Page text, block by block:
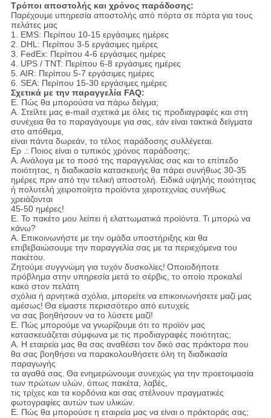
Τρόποι αποστολής και χρόνος παράδοσης:
Παρέχουμε υπηρεσία αποστολής από πόρτα σε πόρτα για τους
πελάτες μας
1. EMS: Περίπου 10-15 εργάσιμες ημέρες
2. DHL: Περίπου 3-5 εργάσιμες ημέρες
3. FedEx: Περίπου 4-6 εργάσιμες ημέρες
4. UPS / TNT: Περίπου 6-8 εργάσιμες ημέρες
5. AIR: Περίπου 5-7 εργάσιμες ημέρες
6. SEA: Περίπου 15-30 εργάσιμες ημέρες
Σχετικά με την παραγγελία FAQ:
Ε. Πώς θα μπορούσα να πάρω δείγμα;
A. Στείλτε μας e-mail σχετικά με όλες τις προδιαγραφές και στη
συνέχεια θα το παραγάγουμε για σας, εάν είναι τακτικά δείγματα
στο απόθεμα,
είναι πάντα δωρεάν, το τέλος παράδοσης συλλέγεται.
Ερ .: Ποιος είναι ο τυπικός χρόνος παράδοσης;
Α. Ανάλογα με το ποσό της παραγγελίας σας και το επίπεδο
ποιότητας, η διαδικασία κατασκευής θα πάρει συνήθως 30-35
ημέρες πριν από την τελική αποστολή. Ειδικά υψηλής ποιότητας
ή πολυτελή χειροποίητα προϊόντα χειροτεχνίας συνήθως
χρειάζονται
45-50 ημέρες!
Ε. Το πακέτο μου λείπει ή ελαττωματικά προϊόντα. Τι μπορώ να
κάνω?
Α. Επικοινωνήστε με την ομάδα υποστήριξης και θα
επιβεβαιώσουμε την παραγγελία σας με τα περιεχόμενα του
πακέτου.
Ζητούμε συγγνώμη για τυχόν δυσκολίες! Οποιοδήποτε
πρόβλημα στην υπηρεσία μετά το σέρβις, το οποίο προκαλεί
κακό στον πελάτη
σχόλια ή αρνητικά σχόλια, μπορείτε να επικοινωνήσετε μαζί μας
αμέσως! Θα είμαστε περισσότερο από ευτυχείς
να σας βοηθήσουν να το λύσετε μαζί!
Ε. Πώς μπορούμε να γνωρίζουμε ότι το προϊόν μας
κατασκευάζεται σύμφωνα με τις προδιαγραφές ποιότητας;
Α. Η εταιρεία μας θα σας αναθέσει τον δικό σας πράκτορα που
θα σας βοηθήσει να παρακολουθήσετε όλη τη διαδικασία
παραγωγής
τα αγαθά σας. Θα ενημερώνουμε συνεχώς για την προετοιμασία
των πρώτων υλών, όπως πακέτα, λαβές,
τις τρίχες και τα κορδόνια και σας στέλνουν πραγματικές
φωτογραφίες αυτών των υλικών.
Ε. Πώς θα μπορούσε η εταιρεία μας να είναι ο πράκτοράς σας;